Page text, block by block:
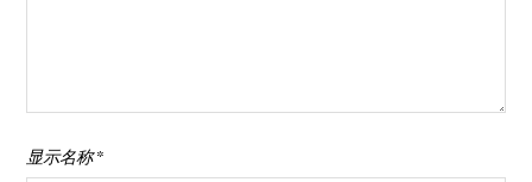
显示名称*